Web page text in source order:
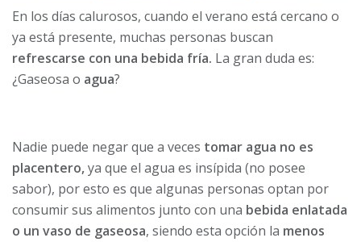
En los días calurosos, cuando el verano está cercano o
ya está presente, muchas personas buscan
refrescarse con una bebida fría. La gran duda es:
¿Gaseosa o agua?
Nadie puede negar que a veces tomar agua no es
placentero,ya que el agua es insípida (no posee
sabor), por esto es que algunas personas optan por
consumir sus alimentos junto con una bebida enlatada
o un vaso de gaseosa, siendo esta opción la menos